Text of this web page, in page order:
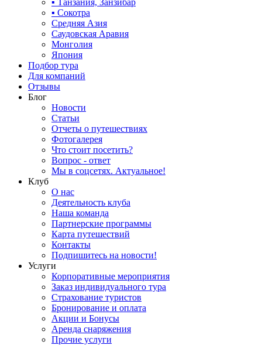
▪ Танзания, Занзибар
▪ Сокотра
Средняя Азия
Саудовская Аравия
Монголия
Япония
Подбор тура
Для компаний
Отзывы
Блог
Новости
Статьи
Отчеты о путешествиях
Фотогалерея
Что стоит посетить?
Вопрос - ответ
Мы в соцсетях. Актуальное!
Клуб
О нас
Деятельность клуба
Наша команда
Партнерские программы
Карта путешествий
Контакты
Подпишитесь на новости!
Услуги
Корпоративные мероприятия
Заказ индивидуального тура
Страхование туристов
Бронирование и оплата
Акции и Бонусы
Аренда снаряжения
Прочие услуги